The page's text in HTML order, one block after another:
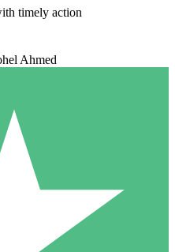
timely action
Ahmed